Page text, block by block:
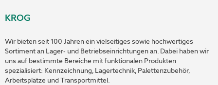
KROG
Wir bieten seit 100 Jahren ein vielseitiges sowie hochwertiges
Sortiment an Lager- und Betriebseinrichtungen an. Dabei haben wir
uns auf bestimmte Bereiche mit funktionalen Produkten
spezialisiert: Kennzeichnung, Lagertechnik, Palettenzubehör,
Arbeitsplätze und Transportmittel.